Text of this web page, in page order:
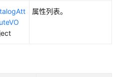
属性列表。